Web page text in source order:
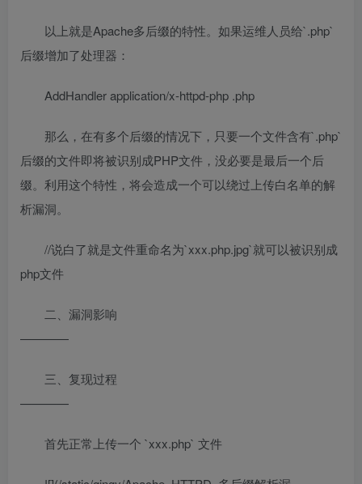
以上就是Apache多后缀的特性。如果运维人员给`.php`
后缀增加了处理器：
AddHandler application/x-httpd-php .php
那么，在有多个后缀的情况下，只要一个文件含有`.php`
后缀的文件即将被识别成PHP文件，没必要是最后一个后
缀。利用这个特性，将会造成一个可以绕过上传白名单的解
析漏洞。
//说白了就是文件重命名为`xxx.php.jpg`就可以被识别成
php文件
二、漏洞影响
————
三、复现过程
————
首先正常上传一个 `xxx.php` 文件